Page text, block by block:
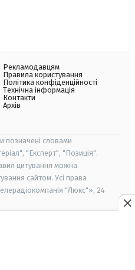
Рекламодавцям
Правила користування
Політика конфіденційності
Технічна інформація
Контакти
Архів
позначені словами
"Експерт", "Позиція".
цитування можна
сайтом. Усі права
"Люкс"», 24